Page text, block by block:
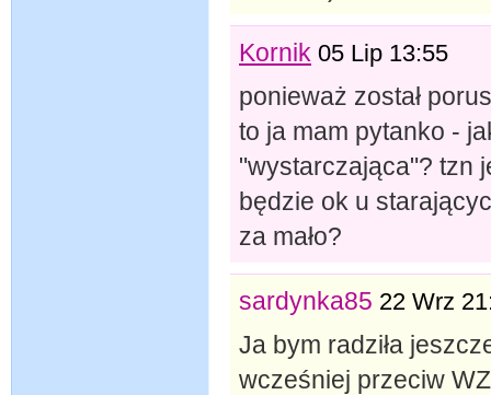
Kornik 05 Lip 13:55
ponieważ został
to ja mam pytanko -
"wystarczająca"? tzn
będzie ok u
za mało?
sardynka85 22 Wrz
Ja bym radziła
wcześniej przeciw